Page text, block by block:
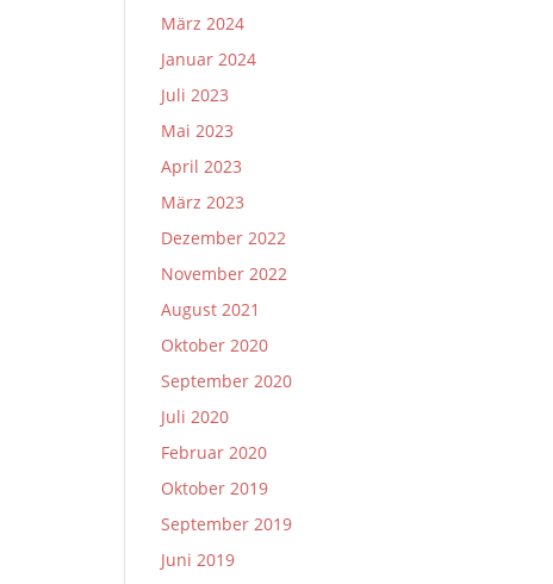
März 2024
Januar 2024
Juli 2023
Mai 2023
April 2023
März 2023
Dezember 2022
November 2022
August 2021
Oktober 2020
September 2020
Juli 2020
Februar 2020
Oktober 2019
September 2019
Juni 2019